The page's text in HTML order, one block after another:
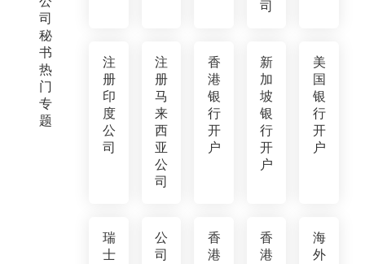
司
秘
书
热
门
专
题
司
注
册
印
度
公
司
注
册
马
来
西
亚
公
司
香
港
银
行
开
户
新
加
坡
银
行
开
户
美
国
银
行
开
户
瑞
士
公
司
香
港
香
港
海
外